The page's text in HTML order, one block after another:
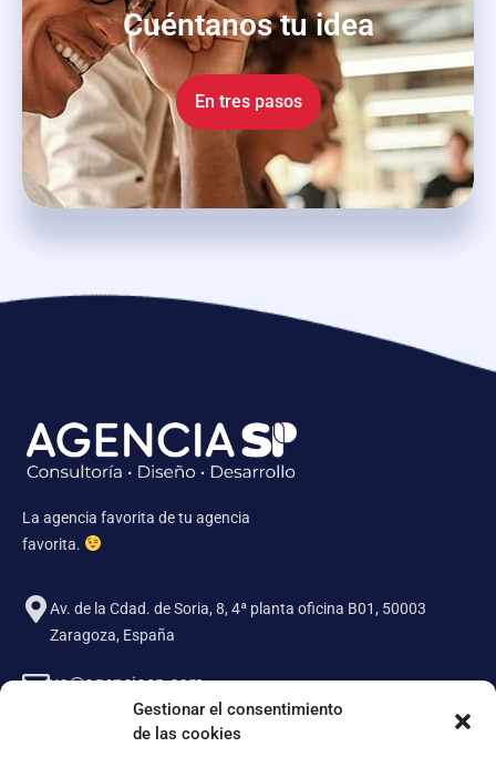
Gestionar el consentimiento
de las cookies
Cuéntanos tu idea
En tres pasos
La agencia favorita de tu agencia
favorita.
Av. de la Cdad. de Soria, 8, 4ª planta oficina B01, 50003
Zaragoza, España
yo@agenciasp.com
Lunes a Viernes